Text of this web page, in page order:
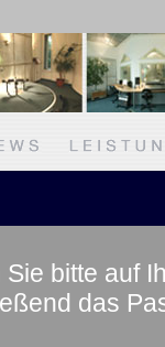
Sie bitte auf
das